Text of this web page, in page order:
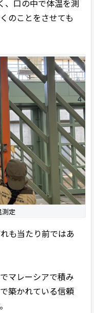
、口の中で体温を測
のことをさせても
定
も当たり前ではあ
マレーシアで積み
築かれている信頼